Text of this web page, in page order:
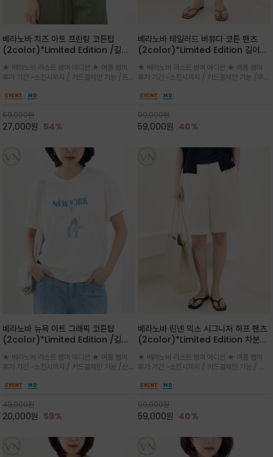
베라노바 치즈 아트 프린팅 코튼탑
(2color)*Limited Edition /길어
세요 ^^
★ 베라노바 라스트 썸머 에디션 ★ 여름 썸머
휴가 기간 ~소진시까지 / 카드결제만 가능 /프론
러스트 프린트가 더해져 과하지 않으면서도 세련
59,000원
27,000원 54%
베라노바 테일러드 버뮤다 코튼 팬츠
(2color)*Limited Edition 길어진
^^
★ 베라노바 라스트 썸머 에디션 ★ 여름 썸머
휴가 기간 ~소진시까지 / 카드결제만 가능 /부드
은은한 매트 컬러가 고급스러운 분위기
99,000원
59,000원 40%
베라노바 뉴욕 아트 그래픽 코튼탑
(2color)*Limited Edition /길어
세요 ^^
★ 베라노바 라스트 썸머 에디션 ★ 여름 썸머
휴가 기간 ~소진시까지 / 카드결제만 가능 /산뜻
레터링과 감각적인 일러스트 프린트가 어우러져
49,000원
20,000원 59%
베라노바 린넨 믹스 시그니처 하프 팬츠
(2color)*Limited Edition 차분한
진 여름의 끝자락까지 멋스럽게 연출하
세요 ^^
★ 베라노바 라스트 썸머 에디션 ★ 여름 썸머
휴가 기간 ~소진시까지 / 카드결제만 가능 / 앞
게 체형을 커버해 우아한 비율을 완성
99,000원
59,000원 40%